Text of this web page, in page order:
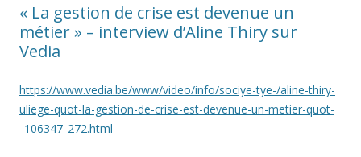
« La gestion de crise est devenue un
métier » – interview d’Aline Thiry sur
Vedia
https://www.vedia.be/www/video/info/sociye-tye-/aline-thiry-
uliege-quot-la-gestion-de-crise-est-devenue-un-metier-quot-
_106347_272.html